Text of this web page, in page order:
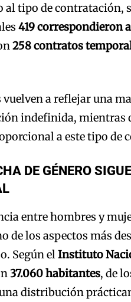
al tipo de contratación,
419 correspondieron
258 contratos
vuelven a reflejar una
indefinida, mientras
a este tipo de
DE GÉNERO
entre hombres y
de los aspectos más
Según elInstituto
37.060 habitantes, de
distribución